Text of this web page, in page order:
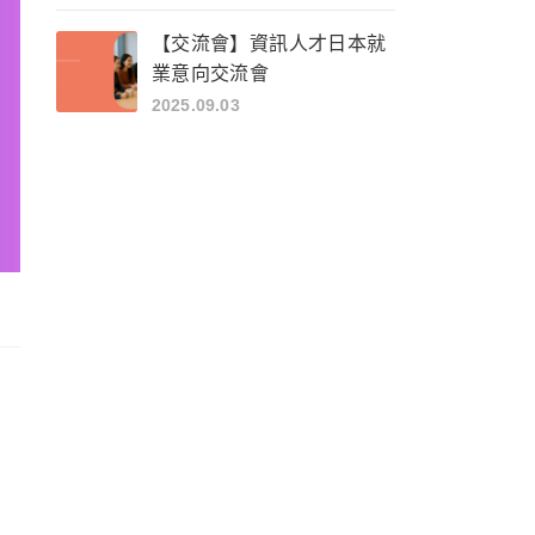
【交流會】資訊人才日本就
業意向交流會
2025.09.03